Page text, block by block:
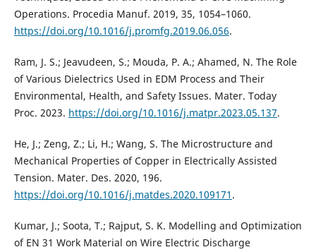
Operations. Procedia Manuf. 2019, 35, 1054–1060.
https://doi.org/10.1016/j.promfg.2019.06.056.
Ram, J. S.; Jeavudeen, S.; Mouda, P. A.; Ahamed, N. The Role
of Various Dielectrics Used in EDM Process and Their
Environmental, Health, and Safety Issues. Mater. Today
Proc. 2023. https://doi.org/10.1016/j.matpr.2023.05.137.
He, J.; Zeng, Z.; Li, H.; Wang, S. The Microstructure and
Mechanical Properties of Copper in Electrically Assisted
Tension. Mater. Des. 2020, 196.
https://doi.org/10.1016/j.matdes.2020.109171 .
Kumar, J.; Soota, T.; Rajput, S. K. Modelling and Optimization
of EN 31 Work Material on Wire Electric Discharge